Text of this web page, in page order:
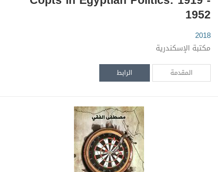
1952
2018
مكتبة الإسكندرية
المقدمة الرابط